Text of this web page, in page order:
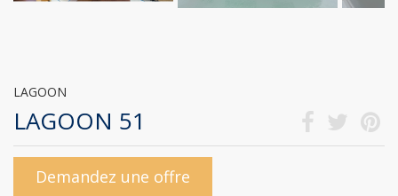
LAGOON
LAGOON 51
Demandez une offre